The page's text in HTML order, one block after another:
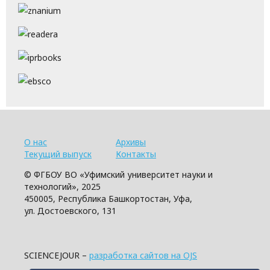
О нас
Текущий выпуск
Архивы
Контакты
© ФГБОУ ВО «Уфимский университет науки и
технологий», 2025
450005, Республика Башкортостан, Уфа,
ул. Достоевского, 131
SCIENCEJOUR – разработка сайтов на OJS